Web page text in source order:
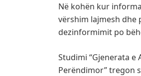
Në kohën kur
vërshim lajmesh
dezinformimit po
Studimi “Gjenerata
Perëndimor” tregon